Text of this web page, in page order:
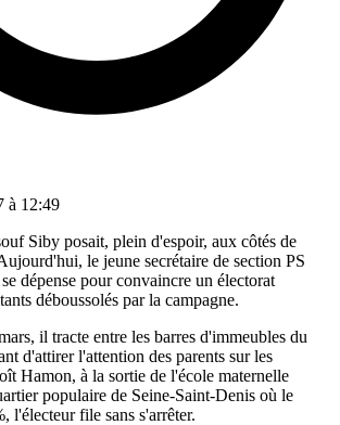
à 12:49
Siby posait, plein d'espoir, aux côtés de
le jeune secrétaire de section PS
dépense pour convaincre un électorat
déboussolés par la campagne.
il tracte entre les barres d'immeubles du
d'attirer l'attention des parents sur les
Hamon, à la sortie de l'école maternelle
populaire de Seine-Saint-Denis où le
l'électeur file sans s'arrêter.